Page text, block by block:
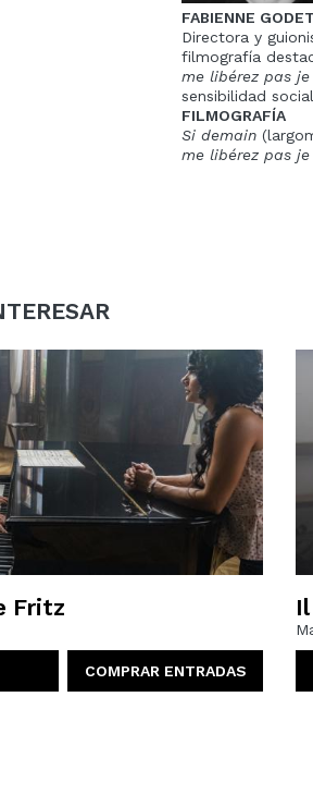
FABIENNE GODET
Directora y
filmografía
me libérez pas
sensibilidad
FILMOGRAFÍA
Si demain
me libérez pas
Fritz
COMPRAR ENTRADAS